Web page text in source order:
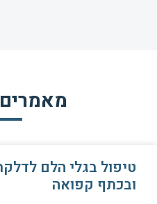
טיפול בגלי הלם
ובכתף קפואה